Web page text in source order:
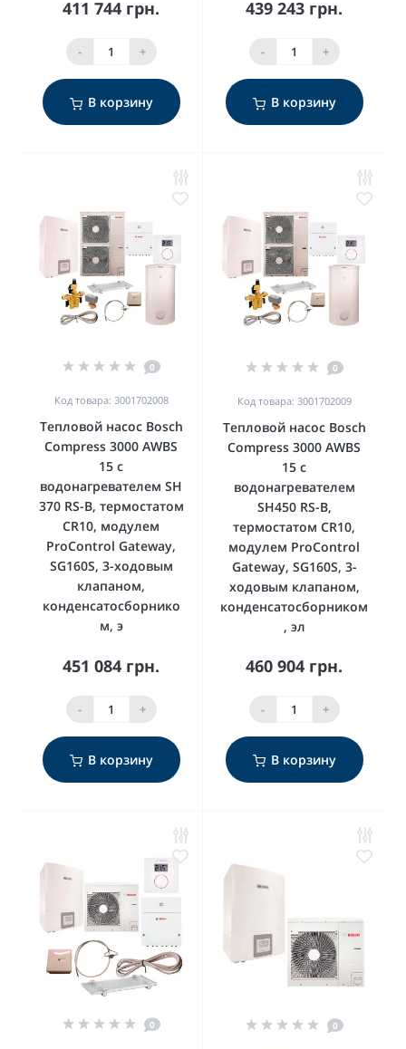
411 744 грн.
- +
В корзину
439 243 грн.
- +
В корзину
0
Код товара: 3001702008
Тепловой насос Bosch
Compress 3000 AWBS
15 с
водонагревателем SH
370 RS-B, термостатом
CR10, модулем
ProControl Gateway,
SG160S, 3-ходовым
клапаном,
конденсатосборнико
м, э
451 084 грн.
- +
В корзину
0
Код товара: 3001702009
Тепловой насос Bosch
Compress 3000 AWBS
15 с
водонагревателем
SH450 RS-B,
термостатом CR10,
модулем ProControl
Gateway, SG160S, 3-
ходовым клапаном,
конденсатосборником
, эл
460 904 грн.
- +
В корзину
0 0